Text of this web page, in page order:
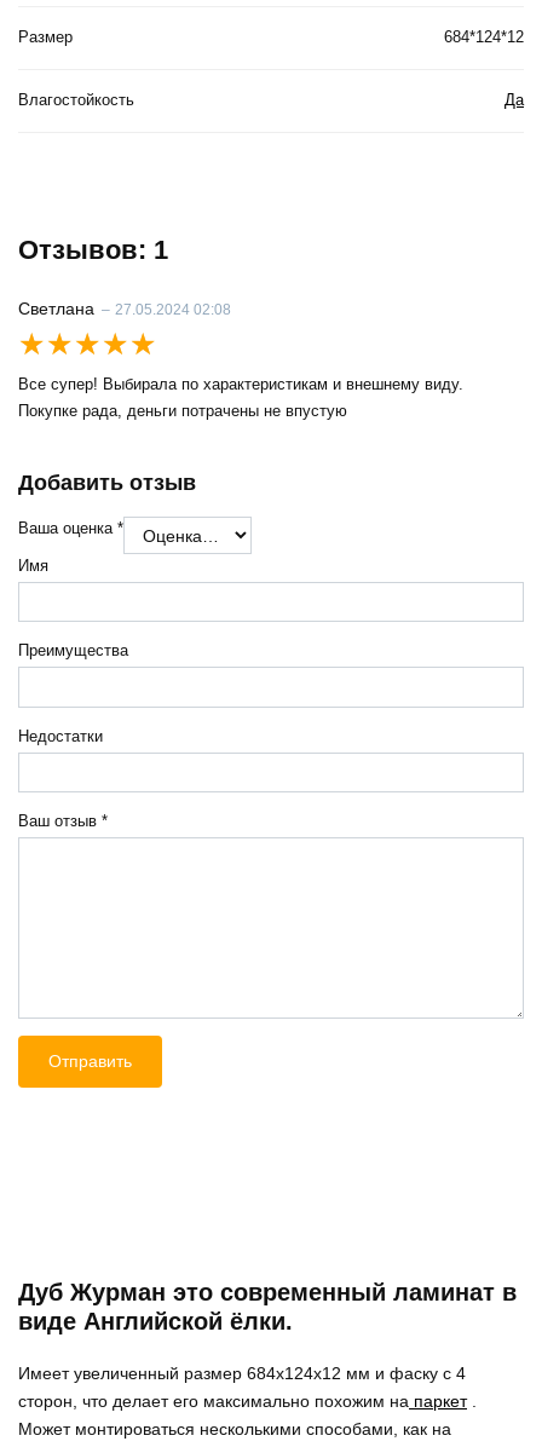
Размер 684*124*12
Влагостойкость Да
Отзывов: 1
Светлана – 27.05.2024 02:08
Оценка 5из 5
Все супер! Выбирала по характеристикам и внешнему виду.
Покупке рада, деньги потрачены не впустую
Добавить отзыв
Ваша оценка *
Ваш отзыв *
Имя
Преимущества
Недостатки
Дуб Журман это современный ламинат в
виде Английской ёлки.
Имеет увеличенный размер 684x124x12 мм и фаску с 4
сторон, что делает его максимально похожим на паркет.
Может монтироваться несколькими способами, как на